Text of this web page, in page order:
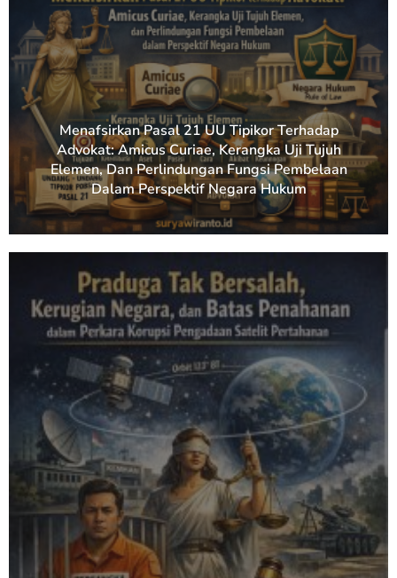
Menafsirkan Pasal 21 UU Tipikor Terhadap
Advokat: Amicus Curiae, Kerangka Uji Tujuh
Elemen, Dan Perlindungan Fungsi Pembelaan
Dalam Perspektif Negara Hukum